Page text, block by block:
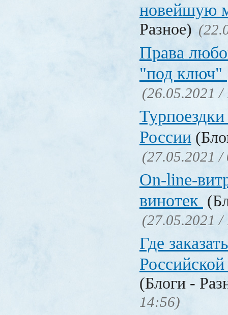
новейшую
Разное)
Права
"под ключ"
(26.05.2021 /
России
(27.05.2021 /
On-line-
винотек
(27.05.2021 /
Где
(Блоги -
14:56)